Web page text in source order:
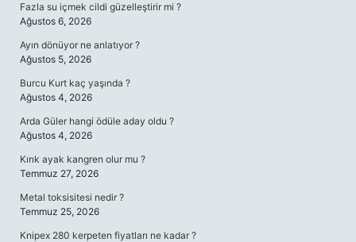
Fazla su içmek cildi güzelleştirir mi ?
Ağustos 6, 2026
Ayın dönüyor ne anlatıyor ?
Ağustos 5, 2026
Burcu Kurt kaç yaşında ?
Ağustos 4, 2026
Arda Güler hangi ödüle aday oldu ?
Ağustos 4, 2026
Kırık ayak kangren olur mu ?
Temmuz 27, 2026
Metal toksisitesi nedir ?
Temmuz 25, 2026
Knipex 280 kerpeten fiyatları ne kadar ?